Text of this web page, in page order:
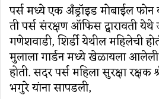
पर्स मध्ये एक अँड्रॉइड मोबाईल फोन
ती पर्स संरक्षण ऑफिस द्वारावती
गणेशवाडी, शिर्डी येथील महिलेची
मुलाला गार्डन मध्ये खेळायला आलेली
होती. सदर पर्स महिला सुरक्षा
भगुरे यांना सापडली,